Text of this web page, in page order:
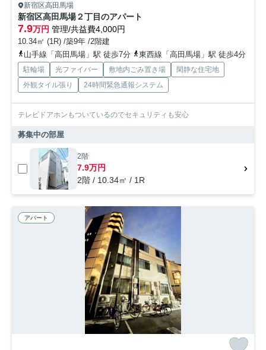
新宿区高田馬場
新宿区高田馬場２丁目のアパート
7.9万円 管理/共益費4,000円
10.34㎡ (1R) /築9年 /2階建
山手線「高田馬場」駅 徒歩7分
東西線「高田馬場」駅 徒歩4分
駐輪場 光ファイバー 敷地内ごみ置き場
閑静な住宅地
外観タイル張り
24時間緊急通報システム
テレビドアホンもついているのでセキュリティも安心
募集中の部屋
2階
7.9万円
2階 / 10.34㎡ / 1R
アパート